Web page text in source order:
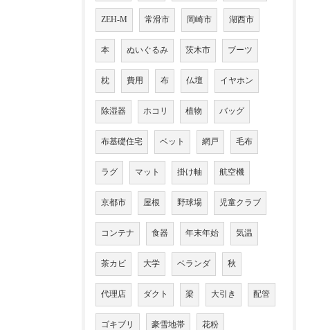
ZEH-M 常滑市 岡崎市 湖西市
本 ぬいぐるみ 茨木市 ブーツ
枕 費用 布 仏壇 イヤホン
除湿器 ホコリ 植物 バッグ
布基礎住宅 ベット 網戸 毛布
ラグ マット 掛け軸 航空機
京都市 屋根 野球場 児童クラブ
コンテナ 食器 年末年始 気温
茶カビ 大学 ベランダ 秋
代理店 ダクト 梁 大引き 配管
ゴキブリ 豪雪地帯 花粉